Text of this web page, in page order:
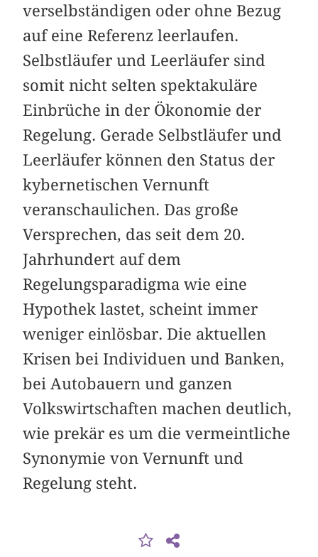
verselbständigen oder ohne Bezug
auf eine Referenz leerlaufen.
Selbstläufer und Leerläufer sind
somit nicht selten spektakuläre
Einbrüche in der Ökonomie der
Regelung. Gerade Selbstläufer und
Leerläufer können den Status der
kybernetischen Vernunft
veranschaulichen. Das große
Versprechen, das seit dem 20.
Jahrhundert auf dem
Regelungsparadigma wie eine
Hypothek lastet, scheint immer
weniger einlösbar. Die aktuellen
Krisen bei Individuen und Banken,
bei Autobauern und ganzen
Volkswirtschaften machen deutlich,
wie prekär es um die vermeintliche
Synonymie von Vernunft und
Regelung steht.